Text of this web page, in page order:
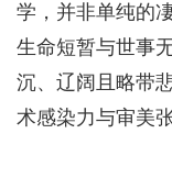
学，并非单纯的
生命短暂与世事
沉、辽阔且略带
术感染力与审美张